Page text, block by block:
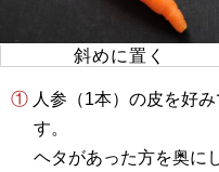
斜めに置く
① 人参（1本）の皮を好みで剥き、ヘタを切り落としま
す。
ヘタがあった方を奥に